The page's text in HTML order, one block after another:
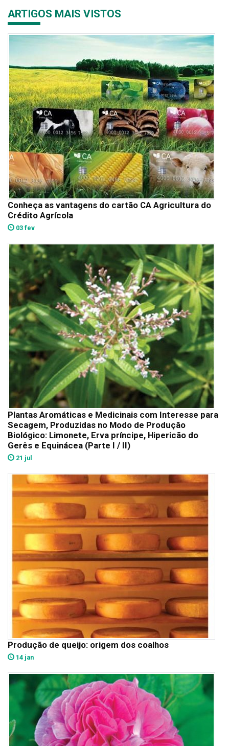
ARTIGOS MAIS VISTOS
Conheça as vantagens do cartão CA Agricultura do
Crédito Agrícola
03 fev
Plantas Aromáticas e Medicinais com Interesse para
Secagem, Produzidas no Modo de Produção
Biológico: Limonete, Erva príncipe, Hipericão do
Gerês e Equinácea (Parte I / II)
21 jul
Produção de queijo: origem dos coalhos
14 jan